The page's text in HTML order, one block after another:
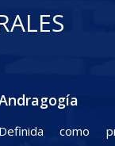
Definida como